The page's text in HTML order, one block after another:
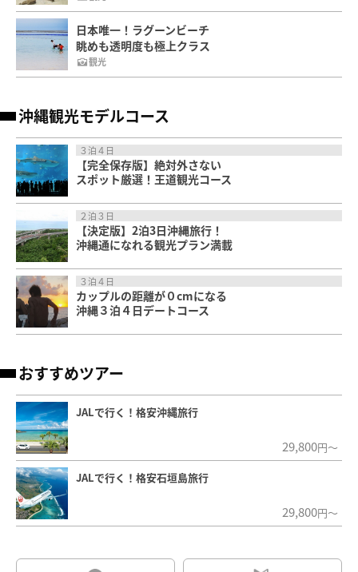
日本唯一！ラグーンビーチ
眺めも透明度も極上クラス
観光
沖縄観光モデルコース
３泊４日
【完全保存版】絶対外さない
スポット厳選！王道観光コース
２泊３日
【決定版】2泊3日沖縄旅行！
沖縄通になれる観光プラン満載
３泊４日
カップルの距離が０cmになる
沖縄３泊４日デートコース
おすすめツアー
JALで行く！格安沖縄旅行
29,800円～
JALで行く！格安石垣島旅行
29,800円～